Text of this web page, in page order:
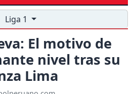
Liga 1
El motivo de
nivel tras su
Lima